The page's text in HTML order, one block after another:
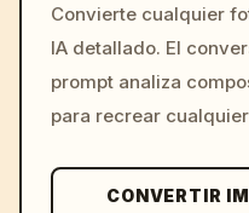
Convierte cualquier
IA detallado. El
prompt analiza
para recrear
CONVERTIR